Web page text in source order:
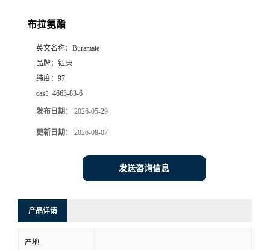
布拉氨酯
英文名称： Buramate
品牌： 钰康
纯度： 97
cas： 4663-83-6
发布日期： 2026-05-29
更新日期： 2026-08-07
发送咨询信息
产品详请
产地